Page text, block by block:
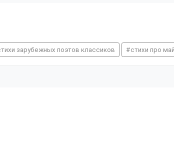
зарубежных поэтов классиков стихи про